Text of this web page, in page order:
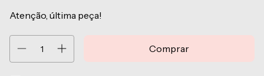
Atenção, última peça!